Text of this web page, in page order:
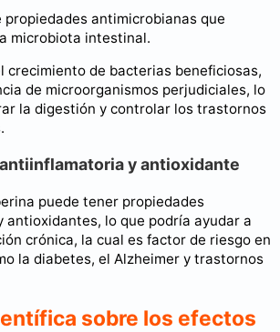
antimicrobianas que
microbiota intestinal.
crecimiento de bacterias beneficiosas,
de microorganismos perjudiciales, lo
la digestión y controlar los trastornos
y antioxidante
puede tener propiedades
lo que podría ayudar a
crónica, la cual es factor de riesgo en
la diabetes, el Alzheimer y trastornos
sobre los efectos